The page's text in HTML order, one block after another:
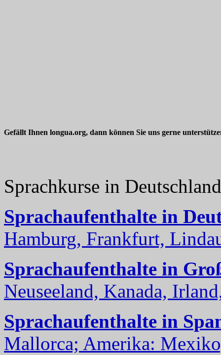
Gefällt Ihnen longua.org, dann können Sie uns gerne
Sprachkurse in
Sprachaufenthalte in
Hamburg, Frankfurt,
Sprachaufenthalte in
Neuseeland, Kanada,
Sprachaufenthalte in
Mallorca; Amerika: